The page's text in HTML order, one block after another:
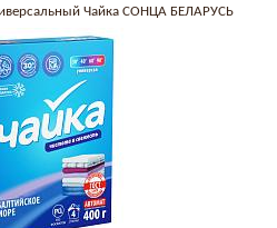
Чайка СОНЦА БЕЛАРУСЬ